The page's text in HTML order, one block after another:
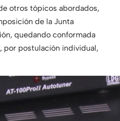
otros tópicos abordados,
de la Junta
quedando conformada
por postulación individual,